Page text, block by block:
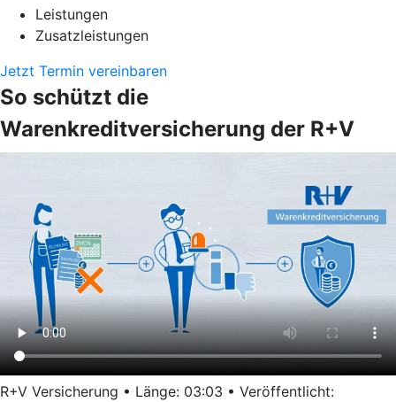
Leistungen
Zusatzleistungen
Jetzt Termin vereinbaren
So schützt die
Warenkreditversicherung der R+V
R+V Versicherung • Länge: 03:03 • Veröffentlicht: